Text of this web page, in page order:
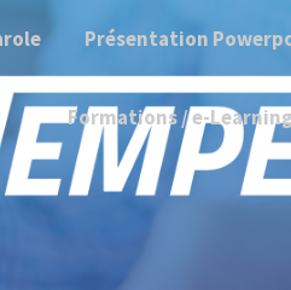
Présentation
Formations / e-